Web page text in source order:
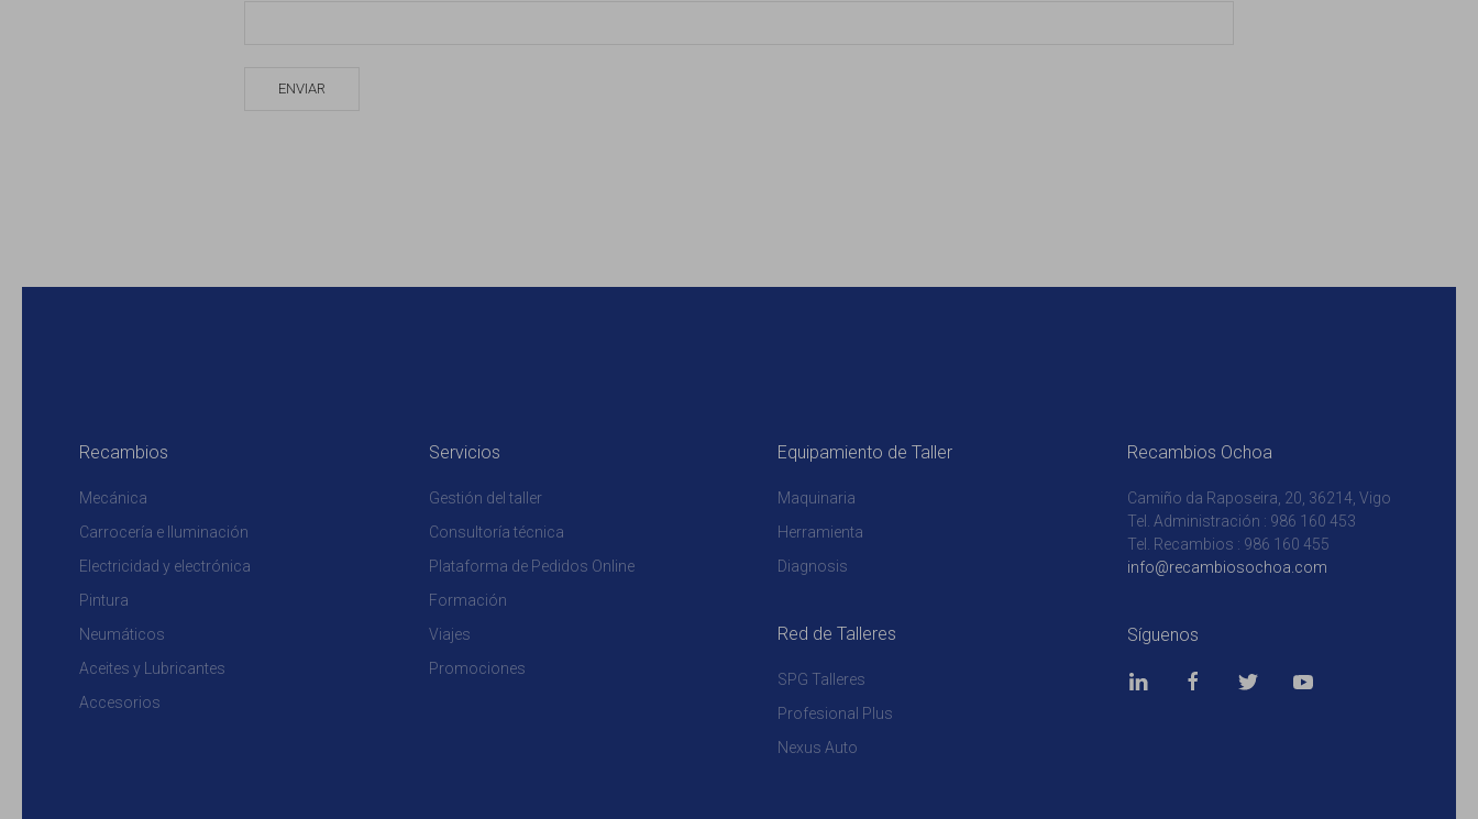
ENVIAR
Recambios
Mecánica
Carrocería e Iluminación
Electricidad y electrónica
Pintura
Neumáticos
Aceites y Lubricantes
Accesorios
Servicios
Gestión del taller
Consultoría técnica
Plataforma de Pedidos Online
Formación
Viajes
Promociones
Equipamiento de Taller
Maquinaria
Herramienta
Diagnosis
Red de Talleres
SPG Talleres
Profesional Plus
Nexus Auto
Recambios Ochoa
Camiño da Raposeira, 20, 36214, Vigo
Tel. Administración : 986 160 453
Tel. Recambios : 986 160 455
info@recambiosochoa.com
Síguenos